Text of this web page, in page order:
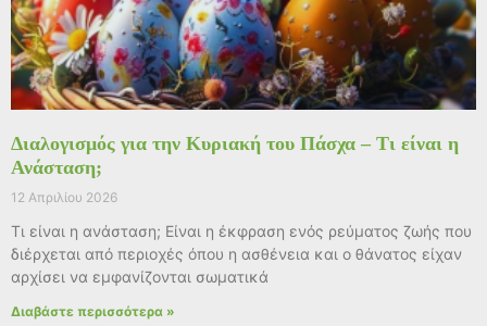
Διαλογισμός για την Κυριακή του Πάσχα – Τι είναι η
Ανάσταση;
12 Απριλίου 2026
Τι είναι η ανάσταση; Είναι η έκφραση ενός ρεύματος ζωής που
διέρχεται από περιοχές όπου η ασθένεια και ο θάνατος είχαν
αρχίσει να εμφανίζονται σωματικά
Διαβάστε περισσότερα »